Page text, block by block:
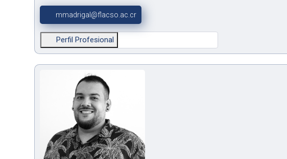
mmadrigal@flacso.ac.cr
Perfil Profesional